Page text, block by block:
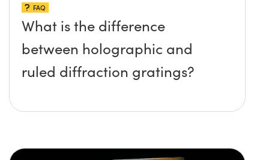
FAQ
What is the difference
between holographic and
ruled diffraction gratings?